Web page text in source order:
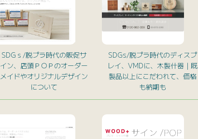
SDGｓ/脱プラ時代の販促サ
イン、店頭ＰＯＰのオーダー
メイドやオリジナルデザイン
について
SDGs/脱プラ時代のディスプ
レイ、VMDに、木製什器｜既
製品以上にこだわれて、価格
も納期も